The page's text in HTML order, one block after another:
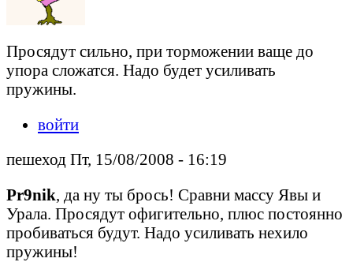
Просядут сильно, при торможении ваще до
упора сложатся. Надо будет усиливать
пружины.
войти
пешеход Пт, 15/08/2008 - 16:19
Pr9nik, да ну ты брось! Сравни массу Явы и
Урала. Просядут офигительно, плюс постоянно
пробиваться будут. Надо усиливать нехило
пружины!